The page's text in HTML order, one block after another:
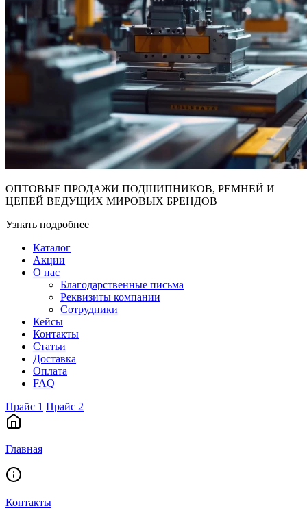
ОПТОВЫЕ ПРОДАЖИ ПОДШИПНИКОВ, РЕМНЕЙ И
ЦЕПЕЙ ВЕДУЩИХ МИРОВЫХ БРЕНДОВ
Узнать подробнее
Каталог
Акции
О нас
Благодарственные письма
Реквизиты компании
Сотрудники
Кейсы
Контакты
Статьи
Доставка
Оплата
FAQ
Прайс 1 Прайс 2
Главная
Контакты